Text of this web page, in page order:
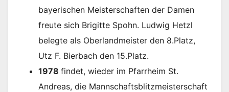
bayerischen Meisterschaften der Damen
freute sich Brigitte Spohn. Ludwig Hetzl
belegte als Oberlandmeister den 8.Platz,
Utz F. Bierbach den 15.Platz.
1978 findet, wieder im Pfarrheim St.
Andreas, die Mannschaftsblitzmeisterschaft